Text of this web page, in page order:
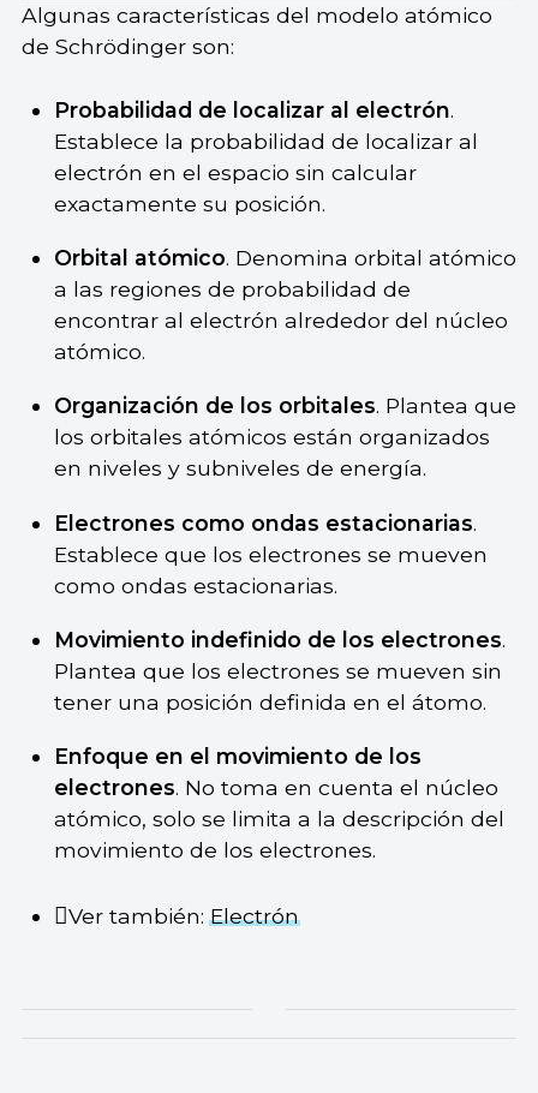
Algunas características del modelo atómico
de Schrödinger son:
Probabilidad de localizar al electrón.
Establece la probabilidad de localizar al
electrón en el espacio sin calcular
exactamente su posición.
Orbital atómico. Denomina orbital atómico
a las regiones de probabilidad de
encontrar al electrón alrededor del núcleo
atómico.
Organización de los orbitales. Plantea que
los orbitales atómicos están organizados
en niveles y subniveles de energía.
Electrones como ondas estacionarias.
Establece que los electrones se mueven
como ondas estacionarias.
Movimiento indefinido de los electrones.
Plantea que los electrones se mueven sin
tener una posición definida en el átomo.
Enfoque en el movimiento de los
electrones. No toma en cuenta el núcleo
atómico, solo se limita a la descripción del
movimiento de los electrones.
Ver también:Electrón